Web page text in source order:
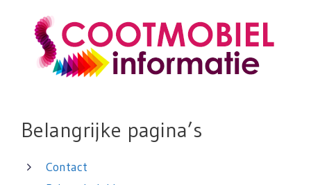
Belangrijke pagina’s
Contact